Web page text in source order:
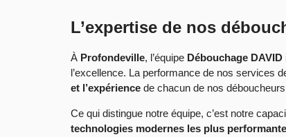
L’expertise de nos
À Profondeville, l’équipe Débouchage DAVID
l’excellence. La performance de nos services
et l’expérience de chacun de nos
Ce qui distingue notre équipe, c’est notre
technologies modernes les plus